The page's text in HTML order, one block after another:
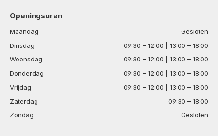
Openingsuren
Maandag
Gesloten
Dinsdag
09:30 – 12:00 | 13:00 – 18:00
Woensdag
09:30 – 12:00 | 13:00 – 18:00
Donderdag
09:30 – 12:00 | 13:00 – 18:00
Vrijdag
09:30 – 12:00 | 13:00 – 18:00
Zaterdag
09:30 – 18:00
Zondag
Gesloten